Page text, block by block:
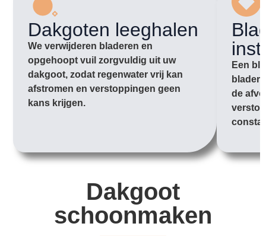
Dakgoten leeghalen
We verwijderen bladeren en
opgehoopt vuil zorgvuldig uit uw
dakgoot, zodat regenwater vrij kan
afstromen en verstoppingen geen
kans krijgen.
Een
de
Dakgoot
schoonmaken